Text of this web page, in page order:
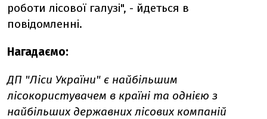
роботи лісової галузі", - йдеться в
повідомленні.
Нагадаємо:
ДП "Ліси України" є найбільшим
лісокористувачем в країні та однією з
найбільших державних лісових компаній